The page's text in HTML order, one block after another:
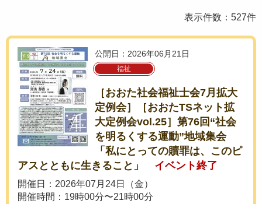
表示件数：527件
公開日：2026年06月21日
福祉
［おおた社会福祉士会7月拡大
定例会］［おおたTSネット拡
大定例会vol.25］第76回“社会
を明るくする運動”地域集会
「私にとっての贖罪は、このピ
アスとともに生きること」
イベント終了
開催日：2026年07月24日（金）
開催時間：19時00分〜21時00分